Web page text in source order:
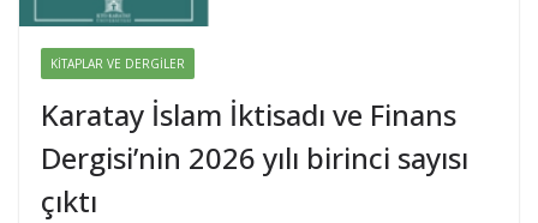
KITAPLAR VE DERGILER
Karatay İslam İktisadı ve Finans
Dergisi’nin 2026 yılı birinci sayısı
çıktı